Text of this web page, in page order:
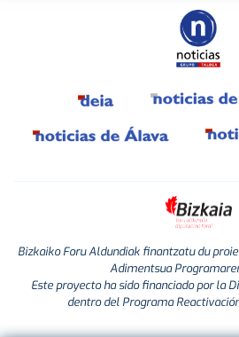
Bizkaiko Foru Aldundiak finantzatu du
Adimentsua
Este proyecto ha sido financiado por la
dentro del Programa